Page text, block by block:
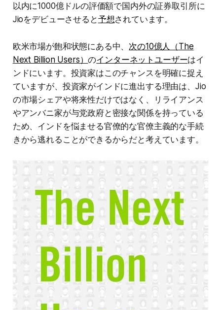
以内に1000億ドルの評価額で国内外の証券取引所に
Jioをデビューさせると予想されています。
欧米市場が飽和状態にある中、 次の10億人（The
Next Billion Users）のインターネットユーザーはイ
ンドにいます。投資家はこのチャンスを明確に捉え
ていますが、投資家がインドに進出する理由は、Jio
の市場シェアや将来性だけではなく、リライアンス
やアンバニ家が与党政府と密接な関係を持っている
ため、インドを悩ませる官僚的な官僚主義的な手続
きから逃れることができるからだと考えています。